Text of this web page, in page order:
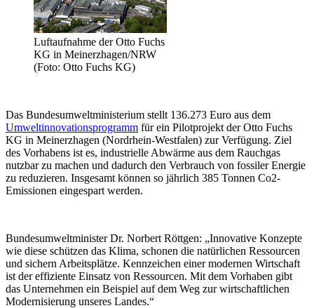
Luftaufnahme der Otto Fuchs
KG in Meinerzhagen/NRW
(Foto: Otto Fuchs KG)
Das Bundesumweltministerium stellt 136.273 Euro aus dem
Umweltinnovationsprogramm für ein Pilotprojekt der Otto Fuchs
KG in Meinerzhagen (Nordrhein-Westfalen) zur Verfügung. Ziel
des Vorhabens ist es, industrielle Abwärme aus dem Rauchgas
nutzbar zu machen und dadurch den Verbrauch von fossiler Energie
zu reduzieren. Insgesamt können so jährlich 385 Tonnen Co2-
Emissionen eingespart werden.
Bundesumweltminister Dr. Norbert Röttgen: „Innovative Konzepte
wie diese schützen das Klima, schonen die natürlichen Ressourcen
und sichern Arbeitsplätze. Kennzeichen einer modernen Wirtschaft
ist der effiziente Einsatz von Ressourcen. Mit dem Vorhaben gibt
das Unternehmen ein Beispiel auf dem Weg zur wirtschaftlichen
Modernisierung unseres Landes.“